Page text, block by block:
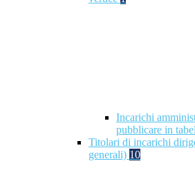
Incarichi
pubblicare in
Titolari di incarichi
generali) 10